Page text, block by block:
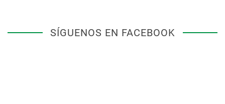
SÍGUENOS EN FACEBOOK